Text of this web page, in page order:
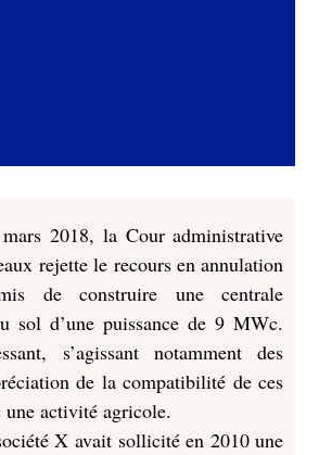
2018, la Cour administrative
rejette le recours en annulation
de construire une centrale
sol d’une puissance de 9 MWc.
s’agissant notamment des
de la compatibilité de ces
une activité agricole.
X avait sollicité en 2010 une